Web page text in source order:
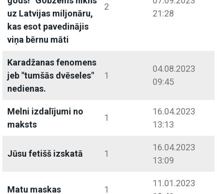
uz Latvijas miljonāru,
kas esot pavedinājis
viņa bērnu māti
2
21:28
Karadžanas fenomens
jeb "tumšās dvēseles"
nedienas.
1
04.08.2023
09:45
Melni izdalījumi no
maksts
1
16.04.2023
13:13
Jūsu fetišš izskatā 1
16.04.2023
13:09
Matu maskas 1
11.01.2023